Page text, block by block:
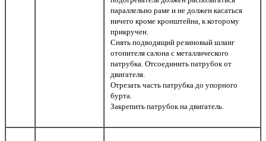
параллельно раме и не должен касаться
ничего кроме кронштейна, к которому
прикручен.
Снять подводящий резиновый шланг
отопителя салона с металлического
патрубка. Отсоединить патрубок от
двигателя.
Отрезать часть патрубка до упорного
бурта.
Закрепить патрубок на двигатель.